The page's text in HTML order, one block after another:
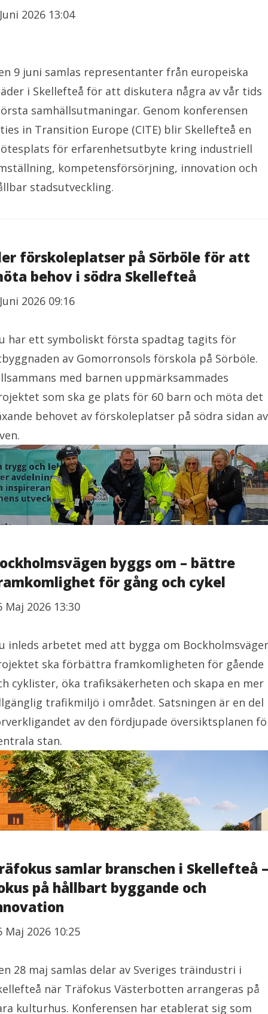
2026 13:04
9 juni samlas representanter från europeiska
i Skellefteå för att diskutera några av vår tids
samhällsutmaningar. Genom konferensen
in Transition Europe (CITE) blir Skellefteå en
för erfarenhetsutbyte kring industriell
kompetensförsörjning, innovation och
stadsutveckling.
förskoleplatser på Sörböle för att
behov i södra Skellefteå
2026 09:16
har ett symboliskt första spadtag tagits för
av Gomorronsols förskola på Sörböle.
med barnen uppmärksammades
som ska ge plats för 60 barn och möta det
behovet av förskoleplatser på södra sidan av
byggs om – bättre
för gång och cykel
Maj 2026 13:30
inleds arbetet med att bygga om
ska förbättra framkomligheten för gående
cyklister, öka trafiksäkerheten och skapa en mer
trafikmiljö i området. Satsningen är en del
av den fördjupade översiktsplanen
stan.
samlar branschen i Skellefteå –
på hållbart byggande och
Maj 2026 10:25
28 maj samlas delar av Sveriges träindustri i
när Träfokus Västerbotten arrangeras på
kulturhus. Konferensen har etablerat sig som